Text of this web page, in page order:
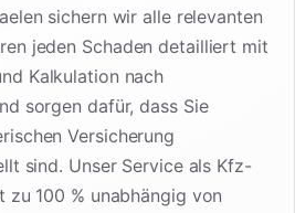
sichern wir alle relevanten
jeden Schaden detailliert mit
Kalkulation nach
sorgen dafür, dass Sie
Versicherung
sind. Unser Service als Kfz-
zu 100 % unabhängig von